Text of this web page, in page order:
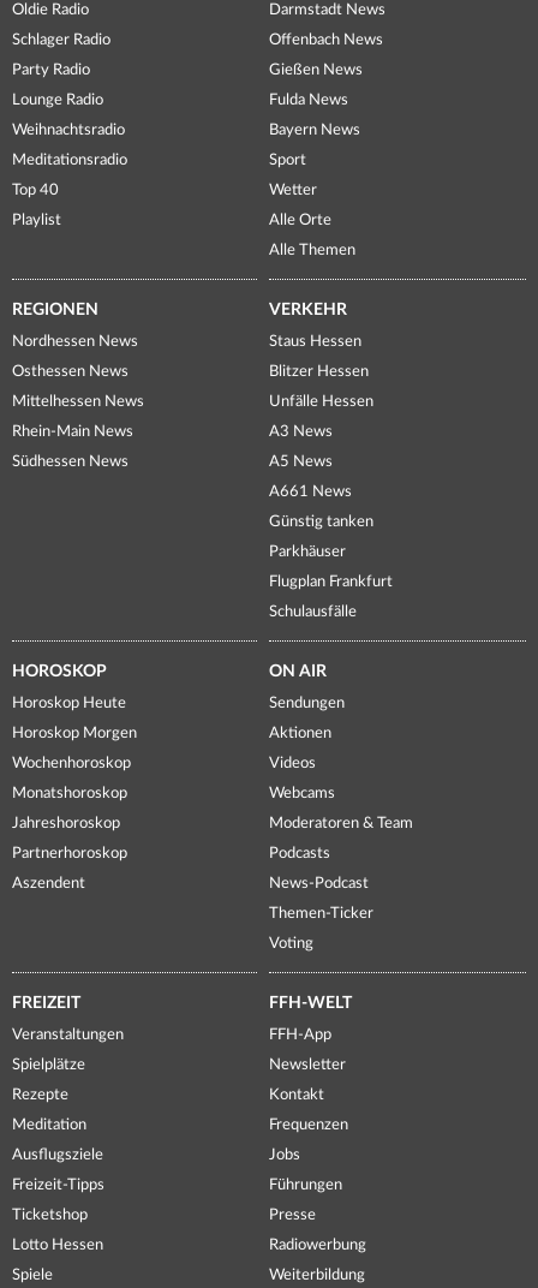
Oldie Radio
Schlager Radio
Party Radio
Lounge Radio
Weihnachtsradio
Meditationsradio
Top 40
Playlist
Darmstadt News
Offenbach News
Gießen News
Fulda News
Bayern News
Sport
Wetter
Alle Orte
Alle Themen
REGIONEN
Nordhessen News
Osthessen News
Mittelhessen News
Rhein-Main News
Südhessen News
VERKEHR
Staus Hessen
Blitzer Hessen
Unfälle Hessen
A3 News
A5 News
A661 News
Günstig tanken
Parkhäuser
Flugplan Frankfurt
Schulausfälle
HOROSKOP
Horoskop Heute
Horoskop Morgen
Wochenhoroskop
Monatshoroskop
Jahreshoroskop
Partnerhoroskop
Aszendent
ON AIR
Sendungen
Aktionen
Videos
Webcams
Moderatoren & Team
Podcasts
News-Podcast
Themen-Ticker
Voting
FREIZEIT
Veranstaltungen
Spielplätze
Rezepte
Meditation
Ausflugsziele
Freizeit-Tipps
Ticketshop
Lotto Hessen
Spiele
FFH-WELT
FFH-App
Newsletter
Kontakt
Frequenzen
Jobs
Führungen
Presse
Radiowerbung
Weiterbildung